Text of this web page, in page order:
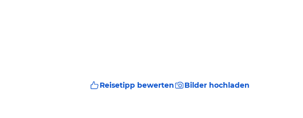
Reisetipp bewerten Bilder hochladen